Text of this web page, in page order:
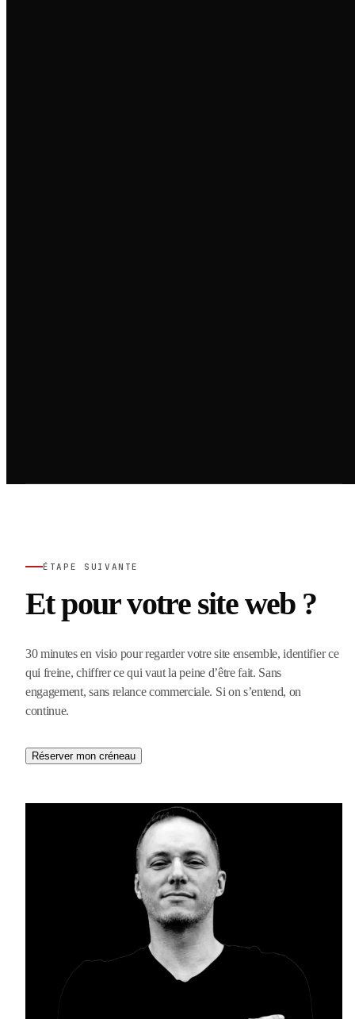
ÉTAPE SUIVANTE
Et pour votre site web ?
30 minutes en visio pour regarder votre site ensemble, identifier ce
qui freine, chiffrer ce qui vaut la peine d’être fait. Sans
engagement, sans relance commerciale. Si on s’entend, on
continue.
Réserver mon créneau